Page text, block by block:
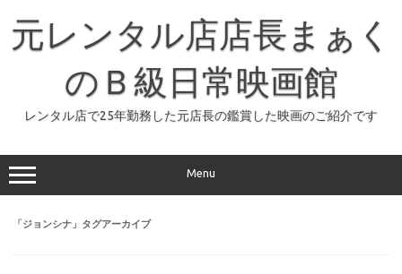
元レンタル店店長まぁく
のＢ級日常映画館
レンタル店で25年勤務した元店長の鑑賞した映画のご紹介です
Menu
「ジョンシナ 」タグアーカイブ